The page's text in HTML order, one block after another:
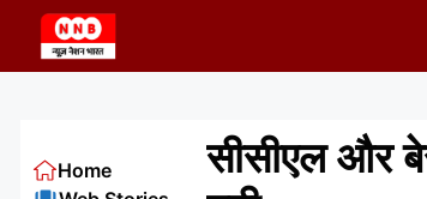
content
सीसीएल और
Home